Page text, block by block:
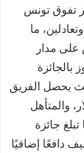
تفوق تونس
ما
على مدار
بالجائزة
يحصل الفريق
على 800 ألف دولار، والمتأهل
فيما تبلغ جائزة
مما يضيف دافعًا إضافيًا